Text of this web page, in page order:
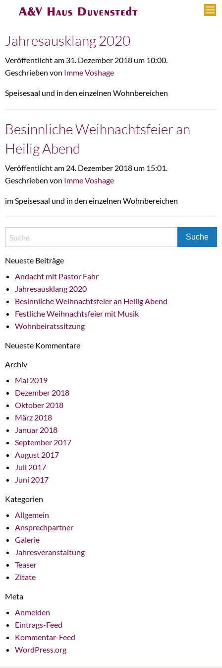
Jahresausklang 2020
Veröffentlicht am 31. Dezember 2018 um 10:00.
Geschrieben von Imme Voshage
Speisesaal und in den einzelnen Wohnbereichen
Besinnliche Weihnachtsfeier an
Heilig Abend
Veröffentlicht am 24. Dezember 2018 um 15:01.
Geschrieben von Imme Voshage
im Speisesaal und in den einzelnen Wohnbereichen
Neueste Beiträge
Andacht mit Pastor Fahr
Jahresausklang 2020
Besinnliche Weihnachtsfeier an Heilig Abend
Festliche Weihnachtsfeier mit Musik
Wohnbeiratssitzung
Neueste Kommentare
Archiv
Mai 2019
Dezember 2018
Oktober 2018
März 2018
Januar 2018
September 2017
August 2017
Juli 2017
Juni 2017
Kategorien
Allgemein
Ansprechpartner
Galerie
Jahresveranstaltung
Teaser
Zitate
Meta
Anmelden
Eintrags-Feed
Kommentar-Feed
WordPress.org